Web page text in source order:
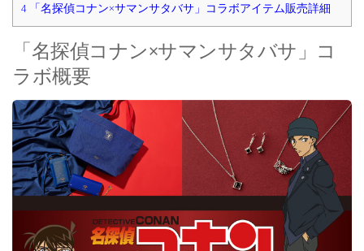
4 「名探偵コナン×サマンサタバサ」コラボアイテム販売詳細
「名探偵コナン×サマンサタバサ」コ
ラボ概要